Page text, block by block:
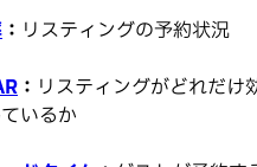
： リスティングの予約状況
： リスティングがどれだけ
いるか